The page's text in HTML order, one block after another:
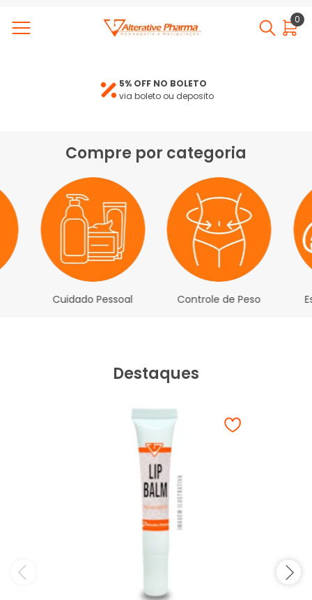
0
5% OFF NO BOLETO
via boleto ou deposito
Compre por categoria
Cuidado Pessoal Controle de Peso
Destaques